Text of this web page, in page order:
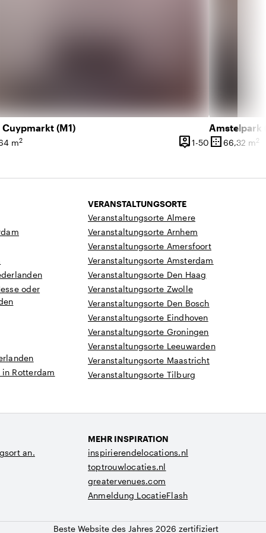
Personen
(M1)
m2 person_pin
Kapazität
1-50 1 bis 50
Amstelpark
border_outer
Oberfläche
66,32 m2
oder
Rotterdam
VERANSTALTUNGSORTE
Veranstaltungsorte Almere
Veranstaltungsorte Arnhem
Veranstaltungsorte Amersfoort
Veranstaltungsorte Amsterdam
Veranstaltungsorte Den Haag
Veranstaltungsorte Zwolle
Veranstaltungsorte Den Bosch
Veranstaltungsorte Eindhoven
Veranstaltungsorte Groningen
Veranstaltungsorte Leeuwarden
Veranstaltungsorte Maastricht
Veranstaltungsorte Tilburg
an.
MEHR INSPIRATION
inspirierendelocations.nl
toptrouwlocaties.nl
greatervenues.com
Anmeldung LocatieFlash
Beste Website des Jahres 2026 zertifiziert